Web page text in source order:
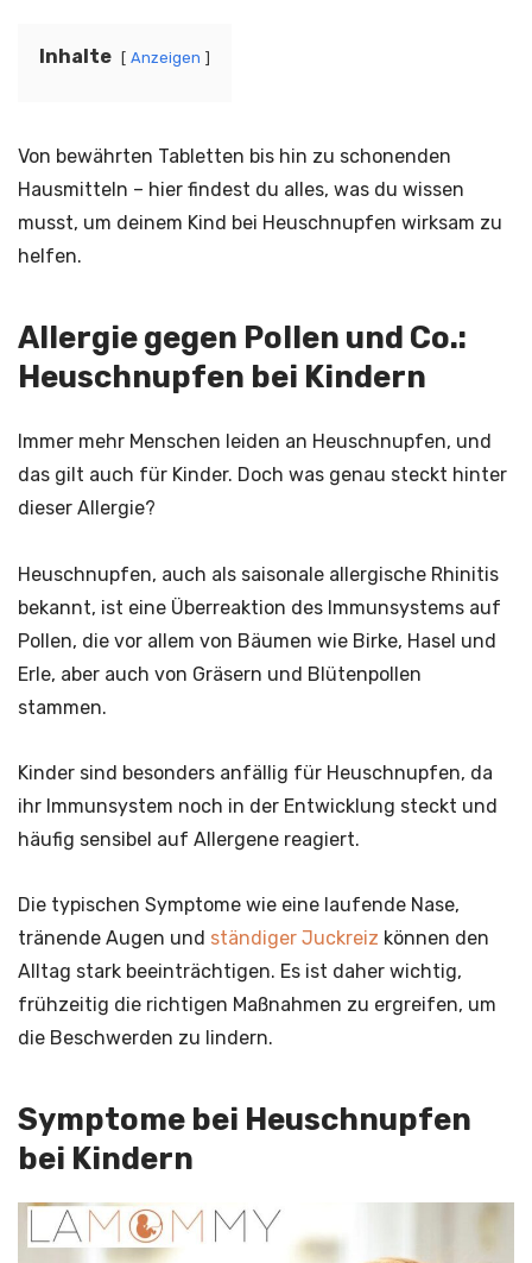
Inhalte Anzeigen
Von bewährten Tabletten bis hin zu schonenden
Hausmitteln – hier findest du alles, was du wissen
musst, um deinem Kind bei Heuschnupfen wirksam zu
helfen.
Allergie gegen Pollen und Co.:
Heuschnupfen bei Kindern
Immer mehr Menschen leiden an Heuschnupfen, und
das gilt auch für Kinder. Doch was genau steckt hinter
dieser Allergie?
Heuschnupfen, auch als saisonale allergische Rhinitis
bekannt, ist eine Überreaktion des Immunsystems auf
Pollen, die vor allem von Bäumen wie Birke, Hasel und
Erle, aber auch von Gräsern und Blütenpollen
stammen.
Kinder sind besonders anfällig für Heuschnupfen, da
ihr Immunsystem noch in der Entwicklung steckt und
häufig sensibel auf Allergene reagiert.
Die typischen Symptome wie eine laufende Nase,
tränende Augen und ständiger Juckreiz können den
Alltag stark beeinträchtigen. Es ist daher wichtig,
frühzeitig die richtigen Maßnahmen zu ergreifen, um
die Beschwerden zu lindern.
Symptome bei Heuschnupfen
bei Kindern